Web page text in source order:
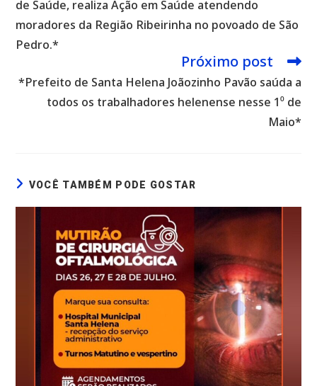
de Saúde, realiza Ação em Saúde atendendo
moradores da Região Ribeirinha no povoado de São
Pedro.*
Próximo post
*Prefeito de Santa Helena Joãozinho Pavão saúda a
todos os trabalhadores helenense nesse 1⁰ de
Maio*
VOCÊ TAMBÉM PODE GOSTAR